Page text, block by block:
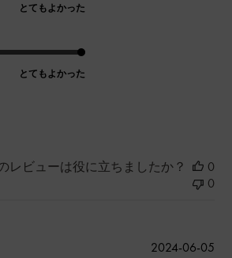
とてもよかった
とてもよかった
レビューは役に立ちましたか？
0
0
公
2024-06-05